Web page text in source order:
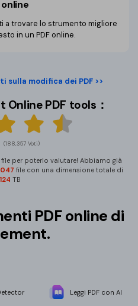
online
a trovare lo strumento migliore
in un PDF online.
modifica dei PDF >>
Online PDF tools：
(188,357 Voti)
per poterlo valutare! Abbiamo già
file con una dimensione totale di
TB
PDF online di
Leggi PDF con AI